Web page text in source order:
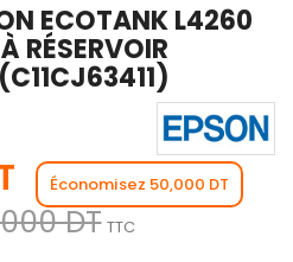
ECOTANK L4260
RÉSERVOIR
Économisez 50,000 DT
DT TTC